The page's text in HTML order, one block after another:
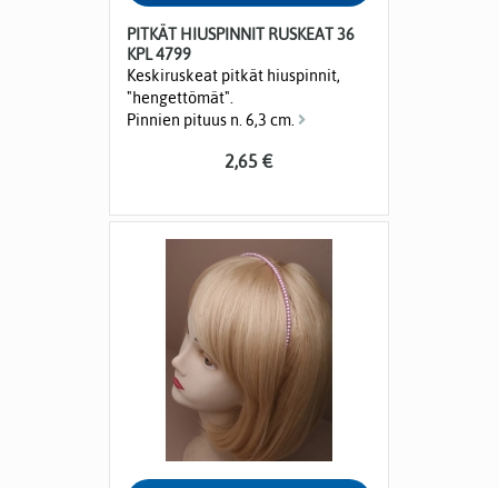
PITKÄT HIUSPINNIT RUSKEAT 36
KPL 4799
Keskiruskeat pitkät hiuspinnit,
"hengettömät".
Pinnien pituus n. 6,3 cm.
2,65 €